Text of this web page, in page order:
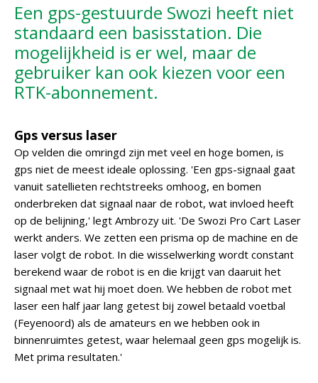
Een gps-gestuurde Swozi heeft niet
standaard een basisstation. Die
mogelijkheid is er wel, maar de
gebruiker kan ook kiezen voor een
RTK-abonnement.
Gps versus laser
Op velden die omringd zijn met veel en hoge bomen, is
gps niet de meest ideale oplossing. 'Een gps-signaal gaat
vanuit satellieten rechtstreeks omhoog, en bomen
onderbreken dat signaal naar de robot, wat invloed heeft
op de belijning,' legt Ambrozy uit. 'De Swozi Pro Cart Laser
werkt anders. We zetten een prisma op de machine en de
laser volgt de robot. In die wisselwerking wordt constant
berekend waar de robot is en die krijgt van daaruit het
signaal met wat hij moet doen. We hebben de robot met
laser een half jaar lang getest bij zowel betaald voetbal
(Feyenoord) als de amateurs en we hebben ook in
binnenruimtes getest, waar helemaal geen gps mogelijk is.
Met prima resultaten.'